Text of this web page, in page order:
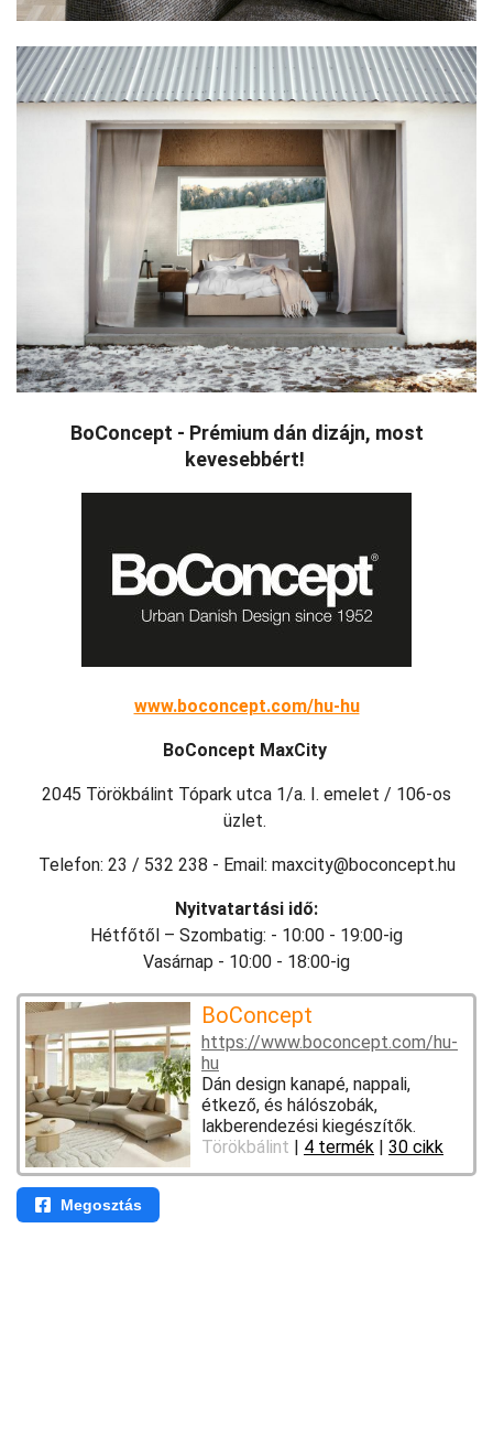
BoConcept - Prémium dán dizájn, most
kevesebbért!
www.boconcept.com/hu-hu
BoConcept MaxCity
2045 Törökbálint Tópark utca 1/a. I. emelet / 106-os
üzlet.
Telefon: 23 / 532 238 - Email: maxcity@boconcept.hu
Nyitvatartási idő:
Hétfőtől – Szombatig: - 10:00 - 19:00-ig
Vasárnap - 10:00 - 18:00-ig
BoConcept
https://www.boconcept.com/hu-
hu
Dán design kanapé, nappali,
étkező, és hálószobák,
lakberendezési kiegészítők.
Törökbálint | 4 termék | 30 cikk
Megosztás